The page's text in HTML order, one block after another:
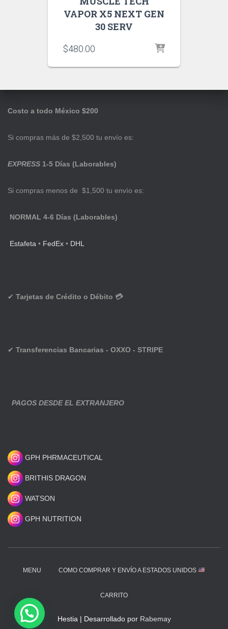
VAPOR X5 NEXT GEN
30 SERV
$480.00
Costo a todo México $200
Si compras más de $2,500 tu envío es:
EXPRESS 1-5 Días (Laborables)
Si compras menos de $1,500 tu envío es:
NORMAL 4-6 Días (Laborables)
Estafeta • FedEx • DHL
✔ Tarjetas de Crédito o Débito 💳
✔ Transferencias Bancarias - OXXO - STRIPE
PAGOS DESDE EL EXTRANJERO
GPH PHRMACEUTICAL
BRITHIS DRAGON
WATSON
GPH NUTRITION
MENU COMO COMPRAR Y ENVÍO A ESTADOS UNIDOS
CARRITO
Hestia | Desarrollado por Rabemay